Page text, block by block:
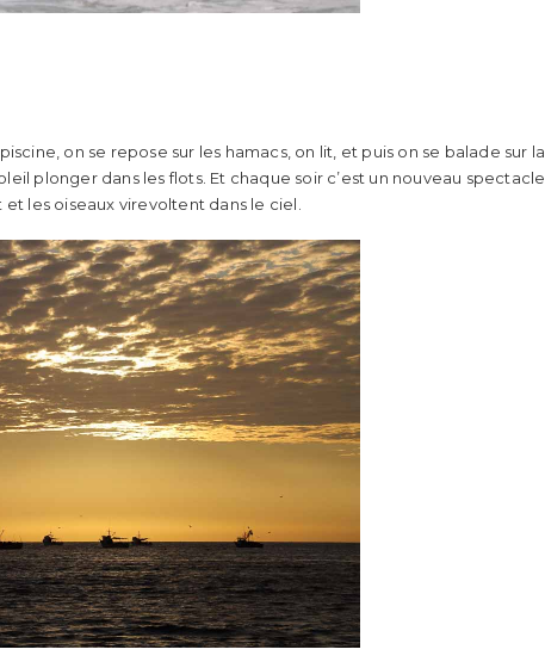
on se repose sur les hamacs, on lit, et puis on se balade sur la
plonger dans les flots. Et chaque soir c’est un nouveau spectacle.
les oiseaux virevoltent dans le ciel.